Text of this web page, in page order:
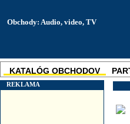
Obchody: Audio, video, TV
KATALÓG OBCHODOV
SKUPINOVÉ ZĽAVY NOVINKA
REKLAMA